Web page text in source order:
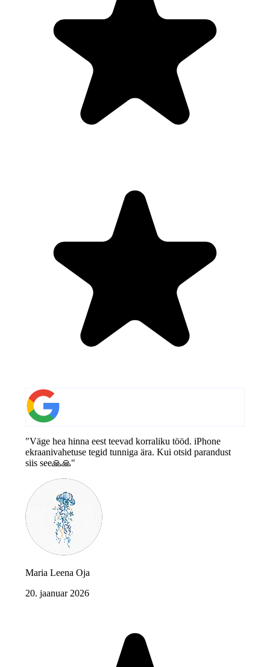
"Väge hea hinna eest teevad korraliku tööd. iPhone
ekraanivahetuse tegid tunniga ära. Kui otsid parandust
siis see🙏🙏"
Maria Leena Oja
20. jaanuar 2026